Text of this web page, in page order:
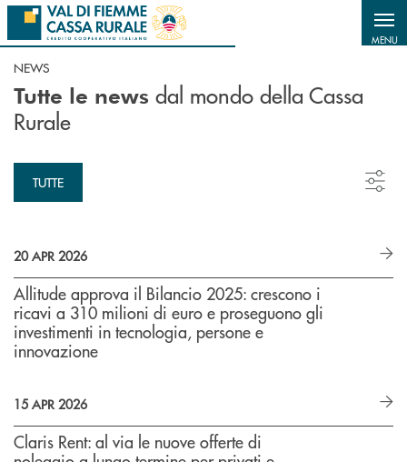
Salta al contenuto principale
MENU
NEWS
Tutte le news dal mondo della Cassa
Rurale
TUTTE
20 APR 2026
Allitude approva il Bilancio 2025: crescono i
ricavi a 310 milioni di euro e proseguono gli
investimenti in tecnologia, persone e
innovazione
15 APR 2026
Claris Rent: al via le nuove offerte di